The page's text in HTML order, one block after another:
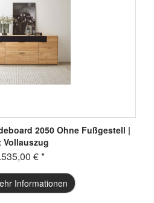
2050 Ohne Fußgestell |
Vollauszug
€ *
Informationen